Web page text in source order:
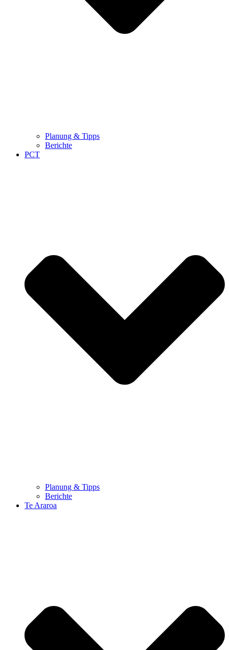
Planung & Tipps
Berichte
PCT
Planung & Tipps
Berichte
Te Araroa